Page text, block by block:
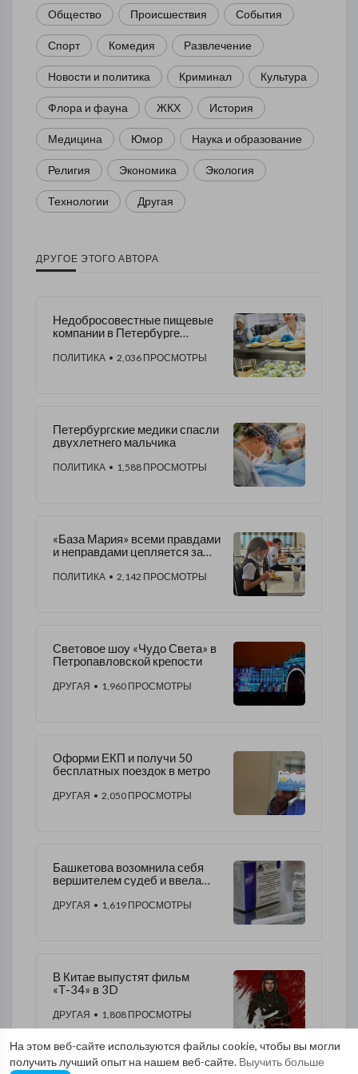
На этом веб-сайте используются файлы cookie, чтобы вы могли
получить лучший опыт на нашем веб-сайте. Выучить больше
Общество Происшествия События
Спорт Комедия Развлечение
Новости и политика Криминал Культура
Флора и фауна ЖКХ История
Медицина Юмор Наука и образование
Религия Экономика Экология
Технологии Другая
ДРУГОЕ ЭТОГО АВТОРА
Недобросовестные пищевые
компании в Петербурге
фальсификат
ПОЛИТИКА • 2,036 ПРОСМОТРЫ
Петербургские медики спасли
двухлетнего мальчика
ПОЛИТИКА • 1,588 ПРОСМОТРЫ
«База Мария» всеми правдами
и неправдами цепляется за
ПОЛИТИКА • 2,142 ПРОСМОТРЫ
Световое шоу «Чудо Света» в
Петропавловской крепости
ДРУГАЯ • 1,960 ПРОСМОТРЫ
Оформи ЕКП и получи 50
бесплатных поездок в метро
ДРУГАЯ • 2,050 ПРОСМОТРЫ
Башкетова возомнила себя
вершителем судеб и ввела
ДРУГАЯ • 1,619 ПРОСМОТРЫ
В Китае выпустят фильм
«Т-34» в 3D
ДРУГАЯ • 1,808 ПРОСМОТРЫ